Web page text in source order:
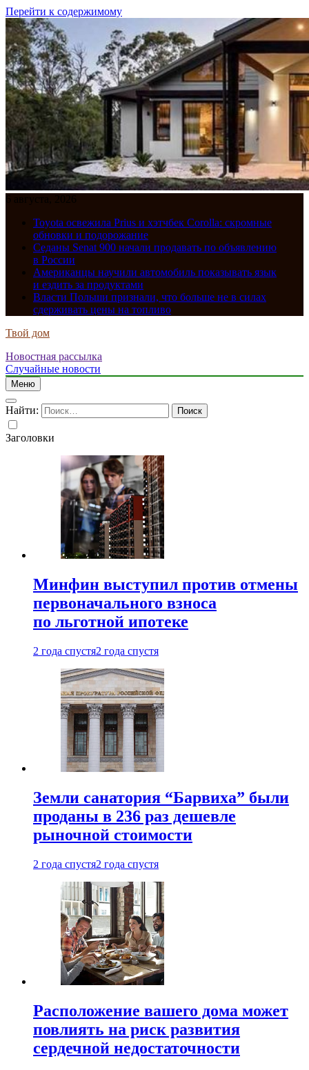
Перейти к содержимому
6 августа, 2026
Toyota освежила Prius и хэтчбек Corolla: скромные
обновки и подорожание
Седаны Senat 900 начали продавать по объявлению
в России
Американцы научили автомобиль показывать язык
и ездить за продуктами
Власти Польши признали, что больше не в силах
сдерживать цены на топливо
Твой дом
Новостная рассылка
Случайные новости
Меню
Найти:
Заголовки
Минфин выступил против отмены
первоначального взноса
по льготной ипотеке
2 года спустя2 года спустя
Земли санатория “Барвиха” были
проданы в 236 раз дешевле
рыночной стоимости
2 года спустя2 года спустя
Расположение вашего дома может
повлиять на риск развития
сердечной недостаточности